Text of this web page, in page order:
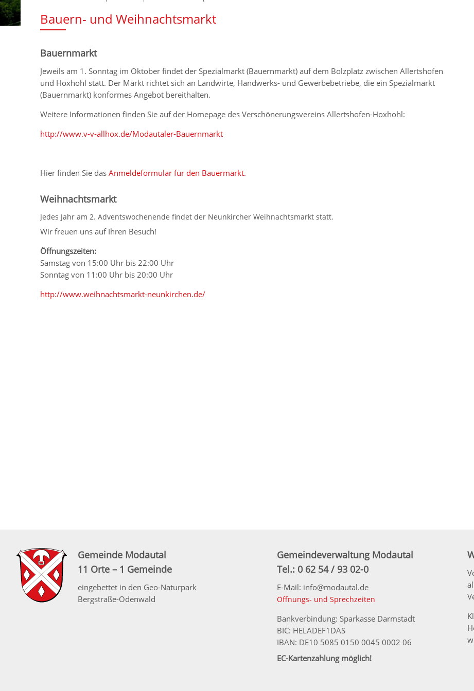
Bauern- und Weihnachtsmarkt
Bauernmarkt
Jeweils am 1. Sonntag im Oktober findet der Spezialmarkt (Bauernmarkt) auf dem Bolzplatz zwischen Allertshofen
und Hoxhohl statt. Der Markt richtet sich an Landwirte, Handwerks- und Gewerbebetriebe, die ein Spezialmarkt
(Bauernmarkt) konformes Angebot bereithalten.
Weitere Informationen finden Sie auf der Homepage des Verschönerungsvereins Allertshofen-Hoxhohl:
http://www.v-v-allhox.de/Modautaler-Bauernmarkt
Hier finden Sie dasAnmeldeformular für den Bauermarkt.
Weihnachtsmarkt
Jedes Jahr am 2. Adventswochenende findet der Neunkircher Weihnachtsmarkt statt.
Wir freuen uns auf Ihren Besuch!
Öffnungszeiten:
Samstag von 15:00 Uhr bis 22:00 Uhr
Sonntag von 11:00 Uhr bis 20:00 Uhr
http://www.weihnachtsmarkt-neunkirchen.de/
Gemeinde Modautal
11 Orte – 1 Gemeinde
eingebettet in den Geo-Naturpark
Bergstraße-Odenwald
Gemeindeverwaltung Modautal
Tel.: 0 62 54 / 93 02-0
E-Mail: info@modautal.de
Öffnungs- und Sprechzeiten
Bankverbindung: Sparkasse Darmstadt
BIC: HELADEF1DAS
IBAN: DE10 5085 0150 0045 0002 06
EC-Kartenzahlung möglich!